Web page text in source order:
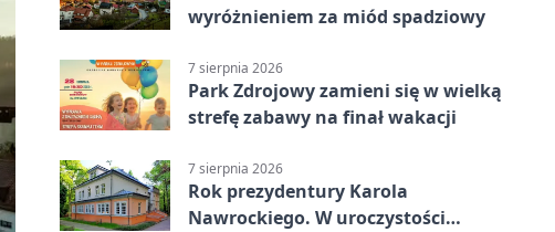
wyróżnieniem za miód spadziowy
7 sierpnia 2026
Park Zdrojowy zamieni się w wielką
strefę zabawy na finał wakacji
7 sierpnia 2026
Rok prezydentury Karola
Nawrockiego. W uroczystości